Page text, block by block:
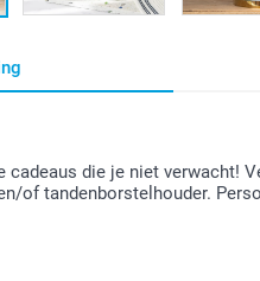
cadeaus die je niet verwacht!
of tandenborstelhouder.